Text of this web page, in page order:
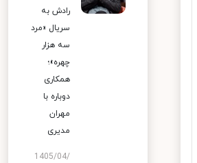
رادش به
سریال «مرد
سه هزار
چهره»؛
همکاری
دوباره با
مهران
مدیری
1405/04/